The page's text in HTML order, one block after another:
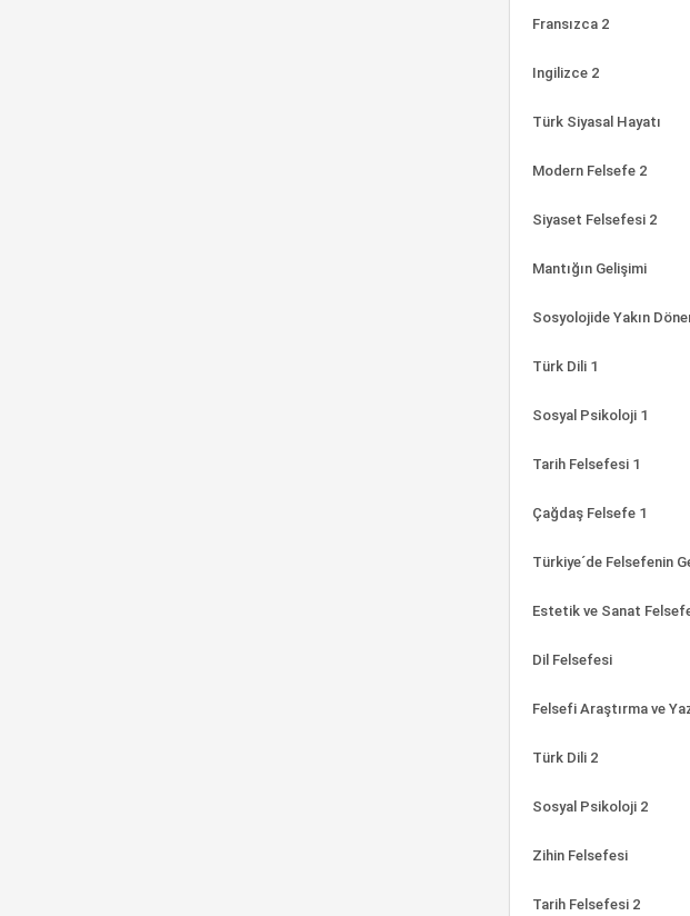
Fransızca 2
Ingilizce 2
Türk Siyasal Hayatı
Modern Felsefe 2
Siyaset Felsefesi 2
Mantığın Gelişimi
Sosyolojide Yakın
Türk Dili 1
Sosyal Psikoloji 1
Tarih Felsefesi 1
Çağdaş Felsefe 1
Türkiye´de Felsefenin
Estetik ve Sanat
Dil Felsefesi
Felsefi Araştırma ve
Türk Dili 2
Sosyal Psikoloji 2
Zihin Felsefesi
Tarih Felsefesi 2